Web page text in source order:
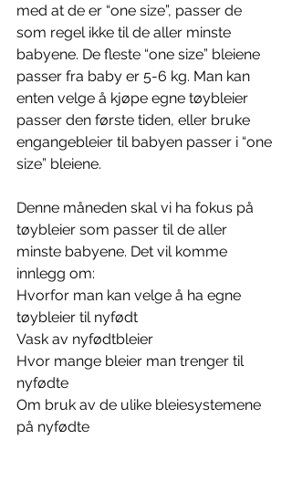
med at de er “one size”, passer de
som regel ikke til de aller minste
babyene. De fleste “one size” bleiene
passer fra baby er 5-6 kg. Man kan
enten velge å kjøpe egne tøybleier
passer den første tiden, eller bruke
engangebleier til babyen passer i “one
size” bleiene.
Denne måneden skal vi ha fokus på
tøybleier som passer til de aller
minste babyene. Det vil komme
innlegg om:
Hvorfor man kan velge å ha egne
tøybleier til nyfødt
Vask av nyfødtbleier
Hvor mange bleier man trenger til
nyfødte
Om bruk av de ulike bleiesystemene
på nyfødte